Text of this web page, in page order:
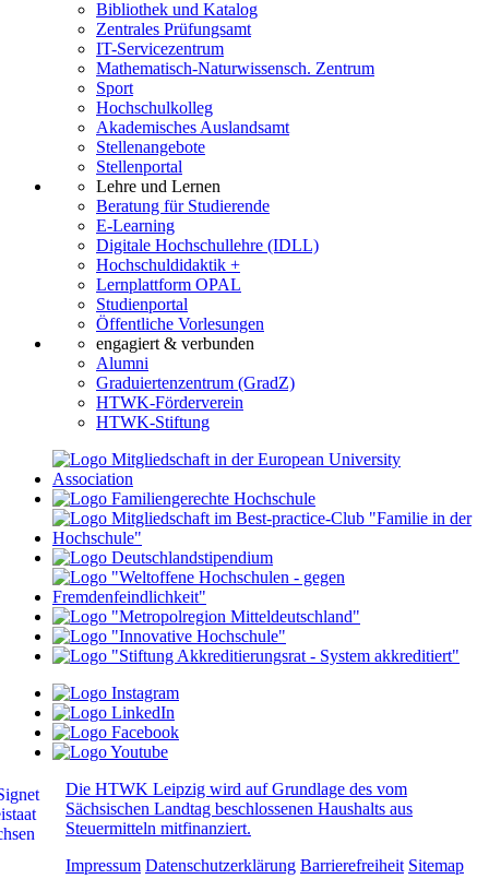
Bibliothek und Katalog
Zentrales Prüfungsamt
IT-Servicezentrum
Mathematisch-Naturwissensch. Zentrum
Sport
Hochschulkolleg
Akademisches Auslandsamt
Stellenangebote
Stellenportal
Lehre und Lernen
Beratung für Studierende
E-Learning
Digitale Hochschullehre (IDLL)
Hochschuldidaktik +
Lernplattform OPAL
Studienportal
Öffentliche Vorlesungen
engagiert & verbunden
Alumni
Graduiertenzentrum (GradZ)
HTWK-Förderverein
HTWK-Stiftung
Die HTWK Leipzig wird auf Grundlage des vom
Sächsischen Landtag beschlossenen Haushalts aus
Steuermitteln mitfinanziert.
Impressum Datenschutzerklärung Barrierefreiheit Sitemap